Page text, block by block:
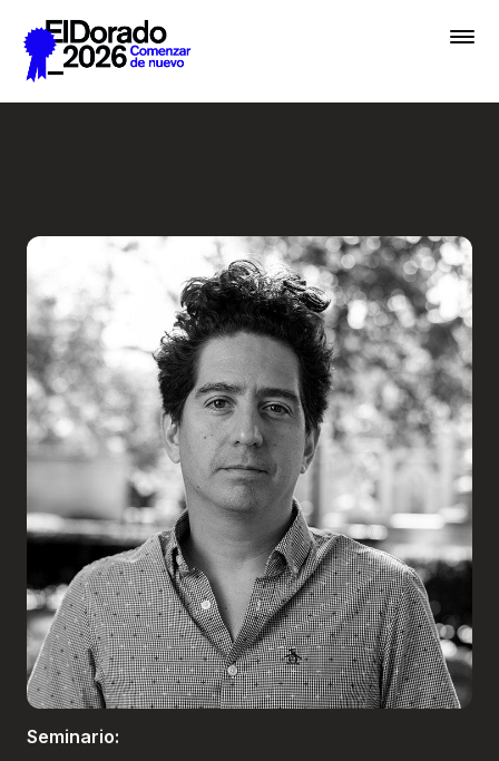
Saltar al contenido principal
Academias
Archivo
Inscribir
Boletería
Seminario: